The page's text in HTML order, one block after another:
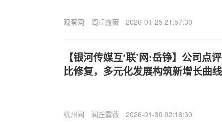
观察网 闾丘露薇 2026-01-25 21:57:30
【银河传媒互‘联’网:岳铮】公司点
比修复，多元化发展构筑新增长曲线
杭州网 闾丘露薇 2026-01-30 02:18:30